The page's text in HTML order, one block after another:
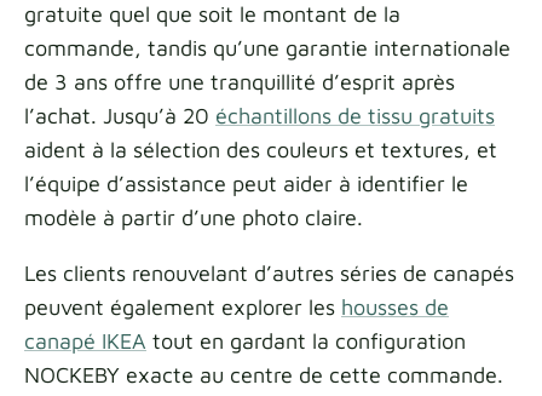
gratuite quel que soit le montant de la
commande, tandis qu’une garantie internationale
de 3 ans offre une tranquillité d’esprit après
l’achat. Jusqu’à 20 échantillons de tissu gratuits
aident à la sélection des couleurs et textures, et
l’équipe d’assistance peut aider à identifier le
modèle à partir d’une photo claire.
Les clients renouvelant d’autres séries de canapés
peuvent également explorer les housses de
canapé IKEA tout en gardant la configuration
NOCKEBY exacte au centre de cette commande.